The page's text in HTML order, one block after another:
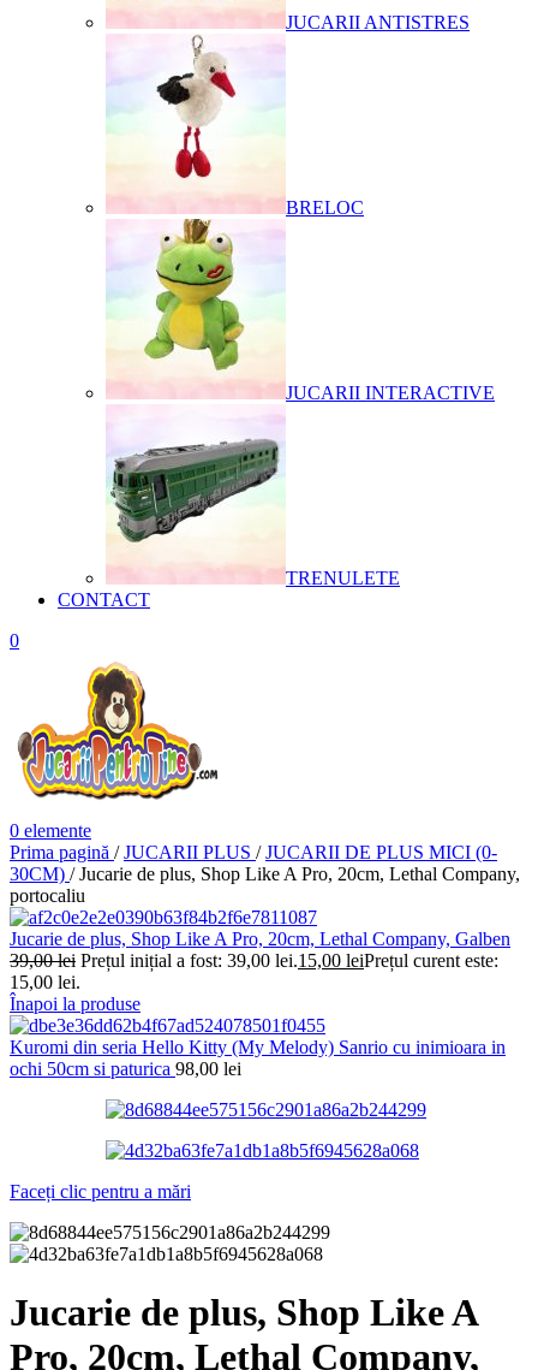
JUCARII ANTISTRES
BRELOC
JUCARII INTERACTIVE
TRENULETE
CONTACT
0
0 elemente
Prima pagină / JUCARII PLUS / JUCARII DE PLUS MICI (0-
30CM) / Jucarie de plus, Shop Like A Pro, 20cm, Lethal Company,
portocaliu
Jucarie de plus, Shop Like A Pro, 20cm, Lethal Company, Galben
39,00lei Prețul inițial a fost: 39,00 lei.15,00 leiPrețul curent este:
15,00 lei.
Înapoi la produse
Kuromi din seria Hello Kitty (My Melody) Sanrio cu inimioara in
ochi 50cm si paturica 98,00 lei
Faceți clic pentru a mări
Jucarie de plus, Shop Like A
Pro, 20cm, Lethal Company,